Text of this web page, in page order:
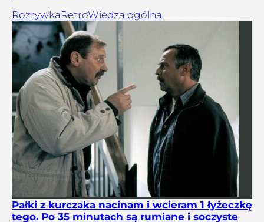
RozrywkaRetroWiedza ogólna
Pałki z kurczaka nacinam i wcieram 1 łyżeczkę
tego. Po 35 minutach są rumiane i soczyste